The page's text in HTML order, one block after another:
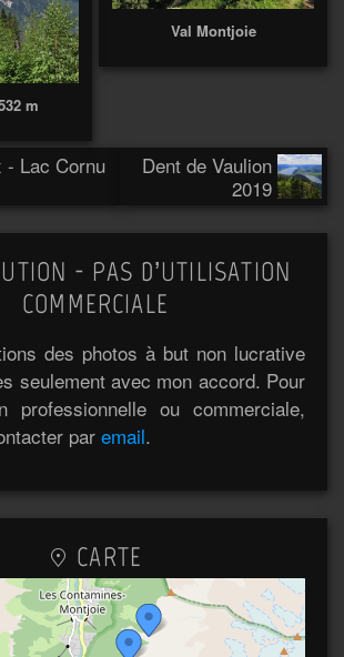
Val Montjoie
m
- Lac Cornu
Dent de Vaulion
2019
- PAS D’UTILISATION
COMMERCIALE
des photos à but non lucrative
seulement avec mon accord. Pour
professionnelle ou commerciale,
par email.
CARTE